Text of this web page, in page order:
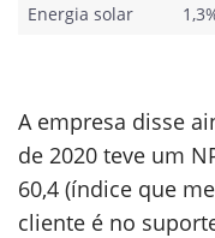
Energia solar
A empresa disse
de 2020 teve um
60,4 (índice que
cliente é no